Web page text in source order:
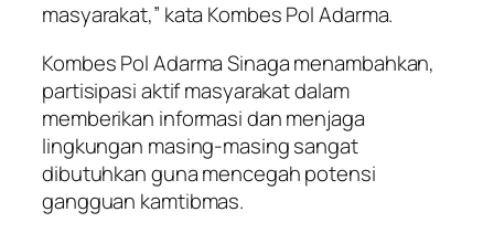
masyarakat,” kata Kombes Pol Adarma.
Kombes Pol Adarma Sinaga menambahkan,
partisipasi aktif masyarakat dalam
memberikan informasi dan menjaga
lingkungan masing-masing sangat
dibutuhkan guna mencegah potensi
gangguan kamtibmas.